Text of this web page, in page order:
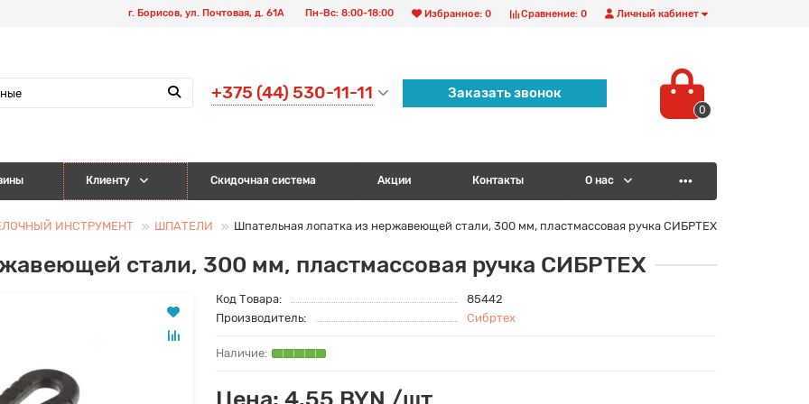
Личный кабинет
Сравнение: 0
Избранное: 0
г. Борисов, ул. Почтовая, д. 61А Пн-Вс: 8:00-18:00
+375 (44) 530-11-11 Заказать звонок
0
Клиенту Скидочная система Акции Контакты О нас
ИНСТРУМЕНТ ШПАТЕЛИ Шпательная лопатка из нержавеющей стали, 300 мм, пластмассовая ручка СИБРТЕХ
стали, 300 мм, пластмассовая ручка СИБРТЕХ
Код Товара:
85442
Производитель:
Сибртех
Цена: 4.55 BYN /шт